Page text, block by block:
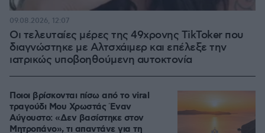
Οι τελευταίες μέρες της 49χρονης TikToker που
διαγνώστηκε με Αλτσχάιμερ και επέλεξε την
ιατρικώς υποβοηθούμενη αυτοκτονία
09.08.2026, 12:07
Ποιοι βρίσκονται πίσω από το viral
τραγούδι Μου Χρωστάς Έναν
Αύγουστο: «Δεν βασίστηκε στον
Μητροπάνο», τι απαντάνε για τη